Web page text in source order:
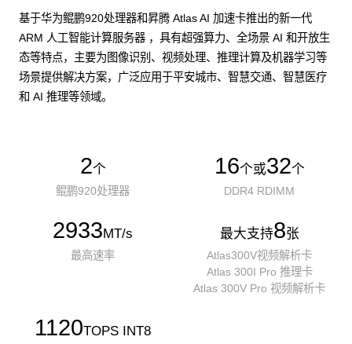
基于华为鲲鹏920处理器和昇腾 Atlas AI 加速卡推出的新一代
ARM 人工智能计算服务器 ，具有超强算力、全场景 AI 和开放生
态等特点，主要为图像识别、视频处理、推理计算及机器学习等
场景提供解决方案，广泛应用于平安城市、智慧交通、智慧医疗
和 AI 推理等领域。
2个
鲲鹏920处理器
16个或32个
DDR4 RDIMM
2933MT/s
最高速率
最大支持8张
Atlas300V视频解析卡
Atlas 300I Pro 推理卡
Atlas 300V Pro 视频解析卡
1120TOPS INT8